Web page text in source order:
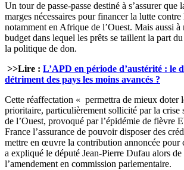
Un tour de passe-passe destiné à s’assurer que
marges nécessaires pour financer la lutte
notamment en Afrique de l’Ouest. Mais aussi à
budget dans lequel les prêts se taillent la part
la politique de don.
>>Lire : L’APD en période d’austérité : le
détriment des pays les moins avancés ?
Cette réaffectation « permettra de mieux doter
prioritaire, particulièrement sollicité par la crise
de l’Ouest, provoqué par l’épidémie de fièvre
France l’assurance de pouvoir disposer des
mettre en œuvre la contribution annoncée pour
a expliqué le député Jean-Pierre Dufau alors de
l’amendement en commission parlementaire.